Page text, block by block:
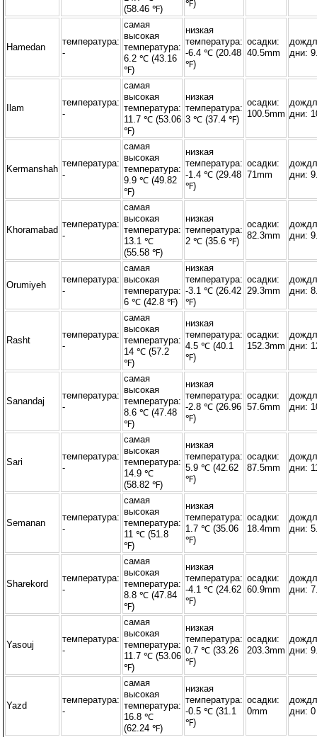
(58.46 ℉)
℉)
Hamedan
температура:
-
самая
высокая
температура:
6.2 ℃ (43.16
℉)
низкая
температура:
-6.4 ℃ (20.48
℉)
осадки:
40.5mm
дни:
Ilam
температура:
-
самая
высокая
температура:
11.7 ℃ (53.06
℉)
низкая
температура:
3 ℃ (37.4 ℉)
осадки:
100.5mm дни:
Kermanshah
температура:
-
самая
высокая
температура:
9.9 ℃ (49.82
℉)
низкая
температура:
-1.4 ℃ (29.48
℉)
осадки:
71mm
дни:
Khoramabad
температура:
-
самая
высокая
температура:
13.1 ℃
(55.58 ℉)
низкая
температура:
2 ℃ (35.6 ℉)
осадки:
82.3mm
дни:
Orumiyeh
температура:
-
самая
высокая
температура:
6 ℃ (42.8 ℉)
низкая
температура:
-3.1 ℃ (26.42
℉)
осадки:
29.3mm
дни:
Rasht
температура:
-
самая
высокая
температура:
14 ℃ (57.2
℉)
низкая
температура:
4.5 ℃ (40.1
℉)
осадки:
152.3mm дни:
Sanandaj
температура:
-
самая
высокая
температура:
8.6 ℃ (47.48
℉)
низкая
температура:
-2.8 ℃ (26.96
℉)
осадки:
57.6mm
дни:
Sari
температура:
-
самая
высокая
температура:
14.9 ℃
(58.82 ℉)
низкая
температура:
5.9 ℃ (42.62
℉)
осадки:
87.5mm
дни:
Semanan
температура:
-
самая
высокая
температура:
11 ℃ (51.8
℉)
низкая
температура:
1.7 ℃ (35.06
℉)
осадки:
18.4mm
дни:
Sharekord
температура:
-
самая
высокая
температура:
8.8 ℃ (47.84
℉)
низкая
температура:
-4.1 ℃ (24.62
℉)
осадки:
60.9mm
дни:
Yasouj
температура:
-
самая
высокая
температура:
11.7 ℃ (53.06
℉)
низкая
температура:
0.7 ℃ (33.26
℉)
осадки:
203.3mm дни:
Yazd
температура:
-
самая
высокая
температура:
16.8 ℃
(62.24 ℉)
низкая
температура:
-0.5 ℃ (31.1
℉)
осадки:
0mm
дни: 0